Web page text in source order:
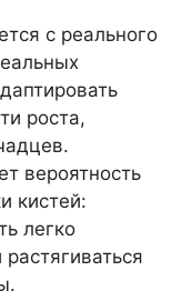
с реального
роста,
вероятность
кистей:
легко